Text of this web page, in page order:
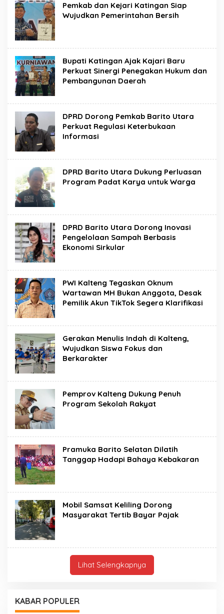
Pemkab dan Kejari Katingan Siap
Wujudkan Pemerintahan Bersih
Bupati Katingan Ajak Kajari Baru
Perkuat Sinergi Penegakan Hukum dan
Pembangunan Daerah
DPRD Dorong Pemkab Barito Utara
Perkuat Regulasi Keterbukaan
Informasi
DPRD Barito Utara Dukung Perluasan
Program Padat Karya untuk Warga
DPRD Barito Utara Dorong Inovasi
Pengelolaan Sampah Berbasis
Ekonomi Sirkular
PWI Kalteng Tegaskan Oknum
Wartawan MH Bukan Anggota, Desak
Pemilik Akun TikTok Segera Klarifikasi
Gerakan Menulis Indah di Kalteng,
Wujudkan Siswa Fokus dan
Berkarakter
Pemprov Kalteng Dukung Penuh
Program Sekolah Rakyat
Pramuka Barito Selatan Dilatih
Tanggap Hadapi Bahaya Kebakaran
Mobil Samsat Keliling Dorong
Masyarakat Tertib Bayar Pajak
Lihat Selengkapnya
KABAR POPULER